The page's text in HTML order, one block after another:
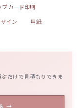
プカード印刷
イン
用紙
だけで見積もりできま
→